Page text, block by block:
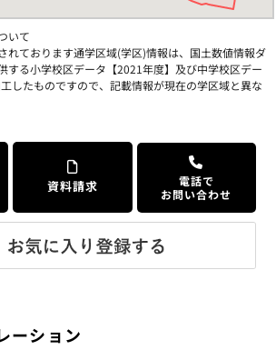
いて
れております通学区域(学区)情報は、国土数値情報ダ
する小学校区データ【2021年度】及び中学校区デー
したものですので、記載情報が現在の学区域と異な
資料請求
電話で
お問い合わせ
ーション